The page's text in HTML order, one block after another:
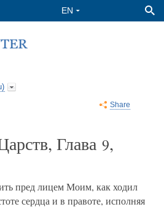
Share
Глава 9,
пред лицем Моим, как ходил
сердца и в правоте, исполняя